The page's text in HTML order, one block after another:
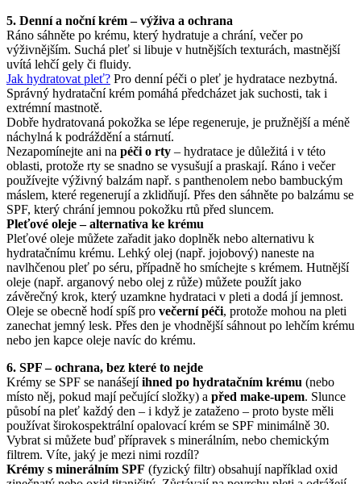
5. Denní a noční krém – výživa a ochrana
Ráno sáhněte po krému, který hydratuje a chrání, večer po
výživnějším. Suchá pleť si libuje v hutnějších texturách, mastnější
uvítá lehčí gely či fluidy.
Jak hydratovat pleť? Pro denní péči o pleť je hydratace nezbytná.
Správný hydratační krém pomáhá předcházet jak suchosti, tak i
extrémní mastnotě.
Dobře hydratovaná pokožka se lépe regeneruje, je pružnější a méně
náchylná k podráždění a stárnutí.
Nezapomínejte ani na péči o rty – hydratace je důležitá i v této
oblasti, protože rty se snadno se vysušují a praskají. Ráno i večer
používejte výživný balzám např. s panthenolem nebo bambuckým
máslem, které regenerují a zklidňují. Přes den sáhněte po balzámu se
SPF, který chrání jemnou pokožku rtů před sluncem.
Pleťové oleje – alternativa ke krému
Pleťové oleje můžete zařadit jako doplněk nebo alternativu k
hydratačnímu krému. Lehký olej (např. jojobový) naneste na
navlhčenou pleť po séru, případně ho smíchejte s krémem. Hutnější
oleje (např. arganový nebo olej z růže) můžete použít jako
závěrečný krok, který uzamkne hydrataci v pleti a dodá jí jemnost.
Oleje se obecně hodí spíš pro večerní péči, protože mohou na pleti
zanechat jemný lesk. Přes den je vhodnější sáhnout po lehčím krému
nebo jen kapce oleje navíc do krému.
6. SPF – ochrana, bez které to nejde
Krémy se SPF se nanášejíihned po hydratačním krému (nebo
místo něj, pokud mají pečující složky) a před make-upem. Slunce
působí na pleť každý den – i když je zataženo – proto byste měli
používat širokospektrální opalovací krém se SPF minimálně 30.
Vybrat si můžete buď přípravek s minerálním, nebo chemickým
filtrem. Víte, jaký je mezi nimi rozdíl?
Krémy s minerálním SPF (fyzický filtr) obsahují například oxid